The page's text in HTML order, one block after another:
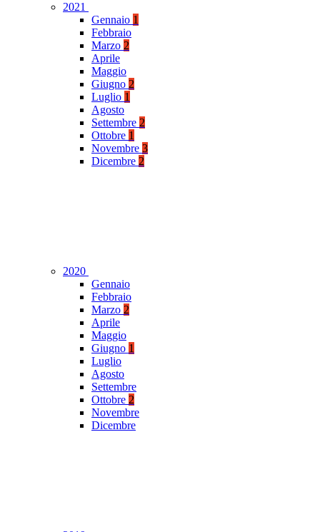
2021
Gennaio 1
Febbraio
Marzo 2
Aprile
Maggio
Giugno 2
Luglio 1
Agosto
Settembre 2
Ottobre 1
Novembre 3
Dicembre 2
2020
Gennaio
Febbraio
Marzo 2
Aprile
Maggio
Giugno 1
Luglio
Agosto
Settembre
Ottobre 2
Novembre
Dicembre